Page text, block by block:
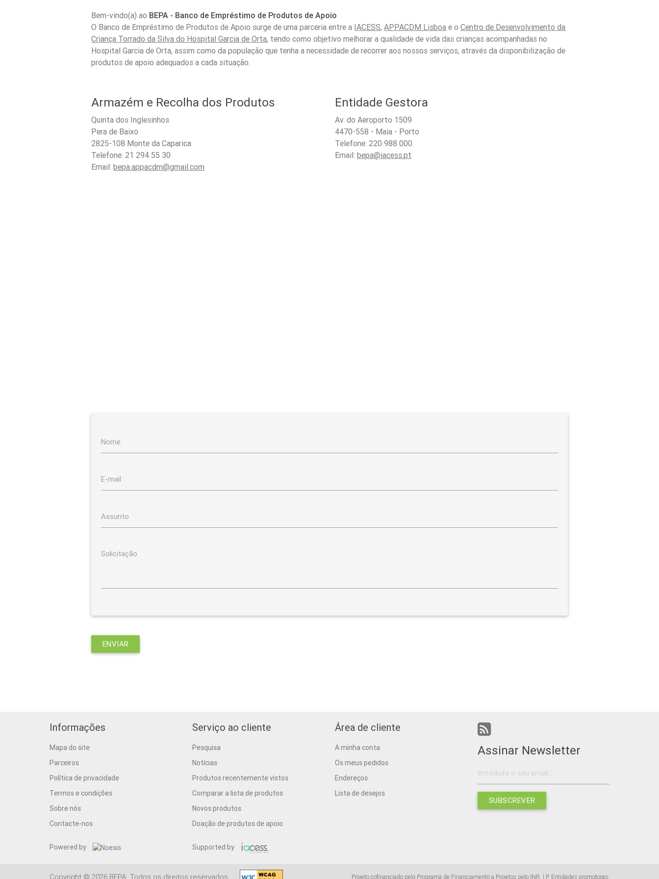
Bem-vindo(a) ao BEPA - Banco de Empréstimo de Produtos de Apoio
O Banco de Empréstimo de Produtos de Apoio surge de uma parceria entre a IACESS,APPACDM Lisboa e oCentro de Desenvolvimento da
Criança Torrado da Silva do Hospital Garcia de Orta, tendo como objetivo melhorar a qualidade de vida das crianças acompanhadas no
Hospital Garcia de Orta, assim como da população que tenha a necessidade de recorrer aos nossos serviços, através da disponibilização de
produtos de apoio adequados a cada situação.
Armazém e Recolha dos Produtos
Quinta dos Inglesinhos
Pera de Baixo
2825-108 Monte da Caparica
Telefone: 21 294 55 30
Email:bepa.appacdm@gmail.com
Entidade Gestora
Av. do Aeroporto 1509
4470-558 - Maia - Porto
Telefone: 220 988 000
Email:bepa@iacess.pt
Nome
E-mail
Assunto
Solicitação
ENVIAR
Informações
Mapa do site
Parceiros
Política de privacidade
Termos e condições
Sobre nós
Contacte-nos
Serviço ao cliente
Pesquisa
Notícias
Produtos recentemente vistos
Comparar a lista de produtos
Novos produtos
Doação de produtos de apoio
Área de cliente
A minha conta
Os meus pedidos
Endereços
Lista de desejos
Assinar Newsletter
SUBSCREVER
Powered by Supported by
Copyright © 2026 BEPA. Todos os direitos reservados. Projeto cofinanciado pelo Programa de Financiamento a Projetos pelo INR, I.P. Entidades promotoras: